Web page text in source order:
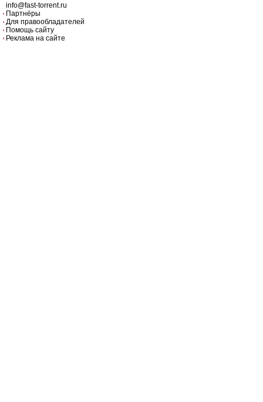
info@fast-torrent.ru
Партнёры
Для правообладателей
Помощь сайту
Реклама на сайте